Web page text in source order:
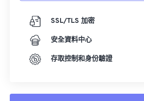
SSL/TLS 加密
安全資料中心
存取控制和身份驗證